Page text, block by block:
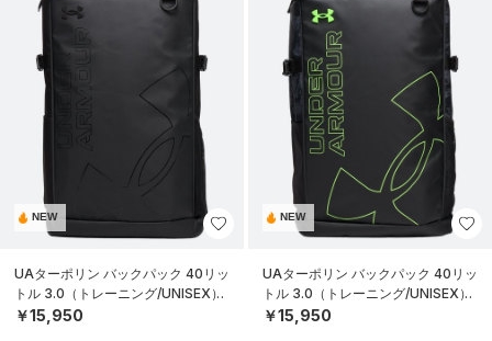
NEW
UAターポリン バックパック 40リッ
トル 3.0（トレーニング/UNISEX）
￥15,950
NEW
UAターポリン バックパック 40リッ
トル 3.0（トレーニング/UNISEX）
￥15,950